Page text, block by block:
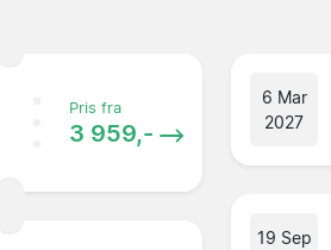
Pris fra
3 959,-
6 Mar
2027
19 Sep